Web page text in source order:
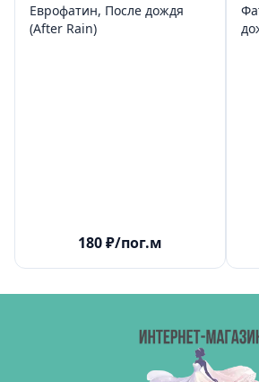
Еврофатин, После дождя
(After Rain)
180₽/пог.м